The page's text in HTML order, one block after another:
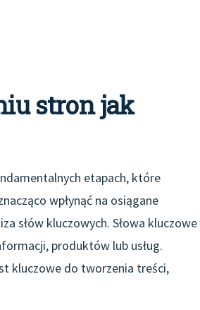
stron jak
etapach, które
wpłynąć na osiągane
słów kluczowych. Słowa kluczowe
produktów lub usług.
kluczowe do tworzenia treści,